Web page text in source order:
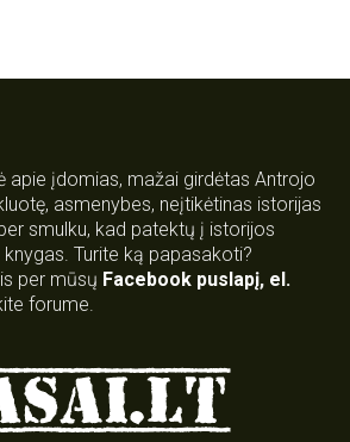
apie įdomias, mažai girdėtas Antrojo
asmenybes, neįtikėtinas istorijas
smulku, kad patektų į istorijos
Turite ką papasakoti?
per mūsų Facebook puslapį, el.
forume.